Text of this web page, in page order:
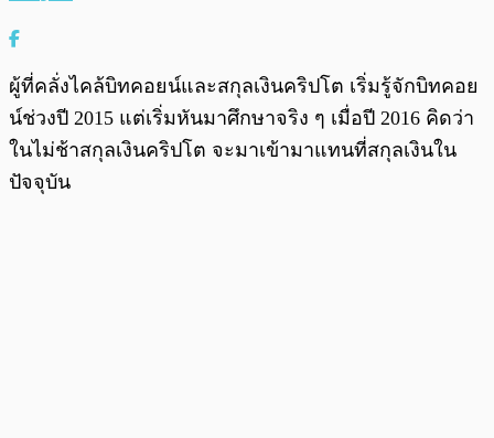
ผู้ที่คลั่งไคล้บิทคอยน์และสกุลเงินคริปโต เริ่มรู้จักบิทคอย
น์ช่วงปี 2015 แต่เริ่มหันมาศึกษาจริง ๆ เมื่อปี 2016 คิดว่า
ในไม่ช้าสกุลเงินคริปโต จะมาเข้ามาแทนที่สกุลเงินใน
ปัจจุบัน